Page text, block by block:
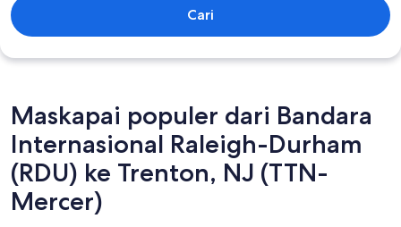
Cari
Maskapai populer dari Bandara
Internasional Raleigh-Durham
(RDU) ke Trenton, NJ (TTN-
Mercer)